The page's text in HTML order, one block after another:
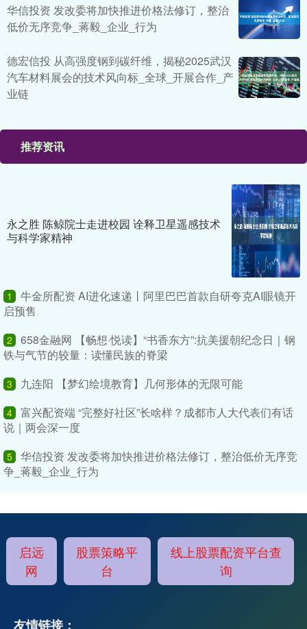
华信投资 发改委将加快推进价格法修订，整治
低价无序竞争_蒋毅_企业_行为
德宏信投 从高强度钢到碳纤维，揭秘2025武汉
汽车材料展会的技术风向标_全球_开展合作_产
业链
推荐资讯
永之胜 陈鲸院士走进校园 诠释卫星遥感技术
与科学家精神
1
牛金所配资 AI进化速递丨阿里巴巴首款自研夸克AI眼镜开
启预售
2
658金融网 【畅想·悦读】“书香东方”:抗美援朝纪念日｜钢
铁与气节的较量：读懂民族的脊梁
3 九连阳 【梦幻绘境教育】几何形体的无限可能
4 富兴配资端 “完整好社区”长啥样？成都市人大代表们有话
说｜两会深一度
5 华信投资 发改委将加快推进价格法修订，整治低价无序竞
争_蒋毅_企业_行为
启远
网
股票策略平
台
线上股票配资平台查
询
友情链接：